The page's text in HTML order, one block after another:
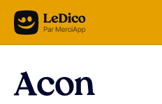
Aller au contenu
Acon